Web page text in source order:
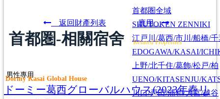
首都圏全域
SHUTOKEN ZENNIKI
江戸川/葛西/市川/船橋/千
EDOGAWA/KASAI/
上野/北千住/葛飾/松戸/柏
UENO/KITASENJU/
川口/戸田/浦和/大宮/越谷
返回財產列表 應用
首都圏-相關宿舍 Related Properties
男性專用
Dormy Kasai Global House
ドーミー葛西グローバルハウス(2023年春リ